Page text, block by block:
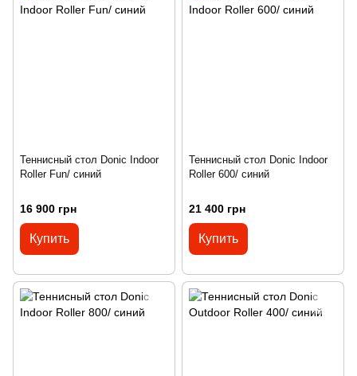
Теннисный стол Donic Indoor
Roller Fun/ синий
16 900 грн
Купить
Теннисный стол Donic Indoor
Roller 600/ синий
21 400 грн
Купить